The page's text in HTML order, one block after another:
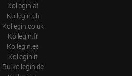
Kollegin.at
Kollegin.ch
Kollegin.co.uk
Kollegin.fr
Kollegin.es
Kollegin.it
Ru.kollegin.de